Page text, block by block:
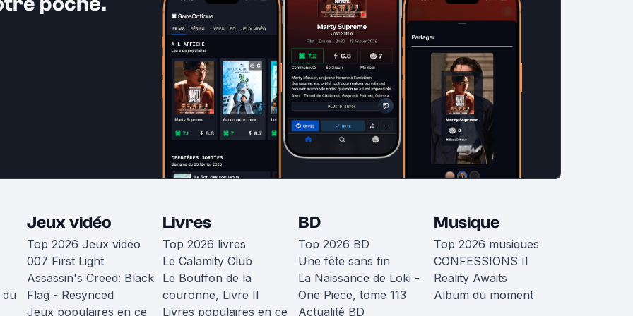
Jeux vidéo
Top 2026 Jeux vidéo
007 First Light
Assassin's Creed: Black
Flag - Resynced
Jeux populaires en ce
Livres
Top 2026 livres
Le Calamity Club
Le Bouffon de la
couronne, Livre II
Livres populaires en ce
BD
Top 2026 BD
Une fête sans fin
La Naissance de Loki -
One Piece, tome 113
Actualité BD
Musique
Top 2026 musiques
CONFESSIONS II
Reality Awaits
Album du moment